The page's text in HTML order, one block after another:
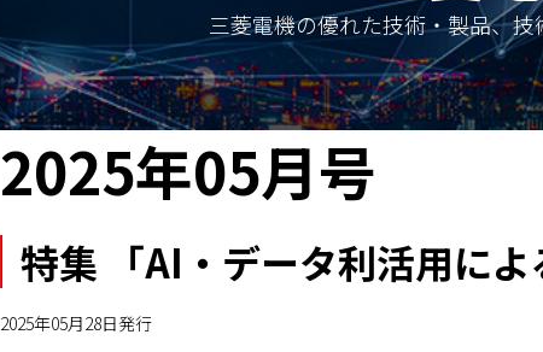
三菱電機の優れた技術・製品、
2025年05月号
特集 「AI・データ利活用によ
2025年05月28日発行